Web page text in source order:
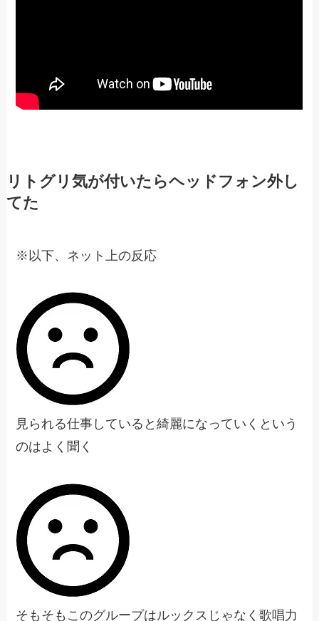
リトグリ気が付いたらヘッドフォン外し
てた
※以下、ネット上の反応
見られる仕事していると綺麗になっていくという
のはよく聞く
そもそもこのグループはルックスじゃなく歌唱力